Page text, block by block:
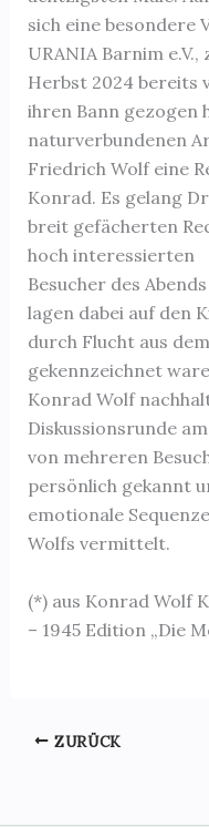
sich eine besondere
URANIA Barnim
Herbst 2024 bereits
ihren Bann gezogen
naturverbundenen
Friedrich Wolf eine
Konrad. Es gelang
breit gefächerten
hoch interessierten
Besucher des
lagen dabei auf den
durch Flucht aus
gekennzeichnet
Konrad Wolf
Diskussionsrunde
von mehreren
persönlich gekannt
emotionale
Wolfs vermittelt.
(*) aus Konrad Wolf
– 1945 Edition „Die
ZURÜCK